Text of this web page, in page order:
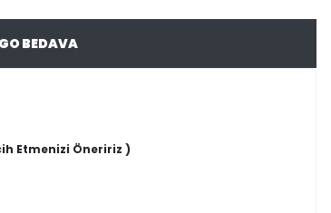
BEDAVA
Etmenizi Öneririz )